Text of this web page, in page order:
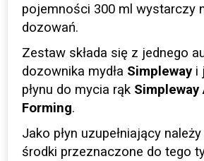
pojemności 300 ml wystarczy
dozowań.
Zestaw składa się z jednego
dozownika mydła Simplewayi
płynu do mycia rąk Simpleway
Forming.
Jako płyn uzupełniający
środki przeznaczone do tego